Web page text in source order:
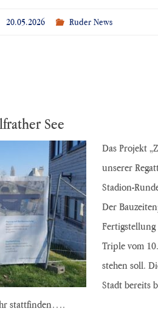
20.05.2026 Ruder News
See
Das Projekt
unserer
Stadion-
Der
Fertigstellung
Triple vom
stehen soll.
Stadt bereits
stattfinden….